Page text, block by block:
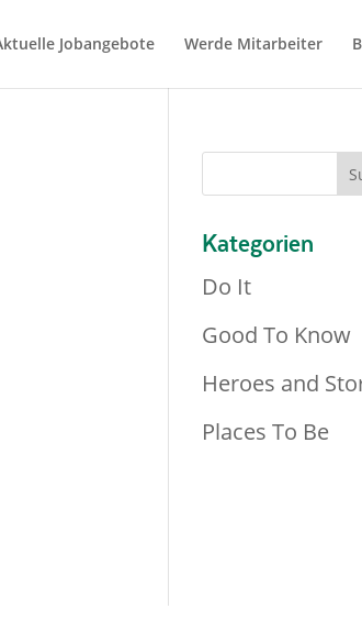
Jobangebote Werde Mitarbeiter
Kategorien
Do It
Good To Know
Heroes and
Places To Be